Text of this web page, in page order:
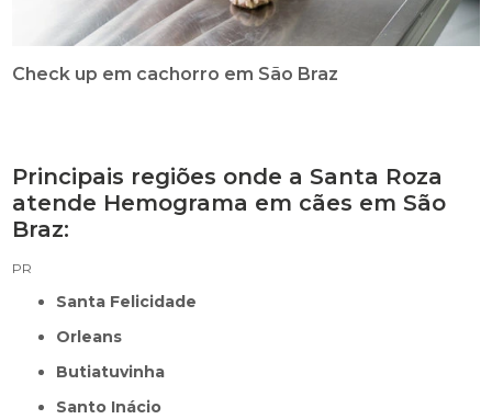
Check up em cachorro em São Braz
Principais regiões onde a Santa Roza
atende Hemograma em cães em São
Braz:
PR
Santa Felicidade
Orleans
Butiatuvinha
Santo Inácio